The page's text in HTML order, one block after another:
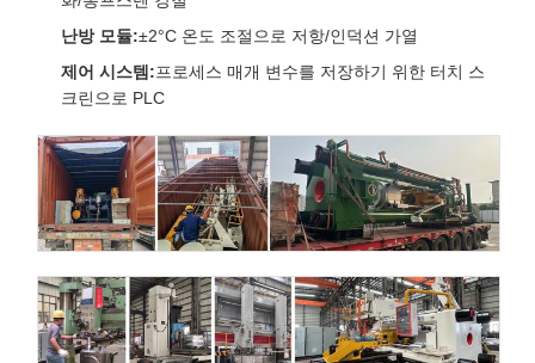
난방 모듈:±2°C 온도 조절으로 저항/인덕션 가열
제어 시스템:프로세스 매개 변수를 저장하기 위한 터치 스
크린으로 PLC